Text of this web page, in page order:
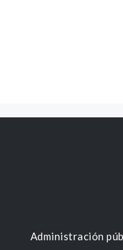
Administración